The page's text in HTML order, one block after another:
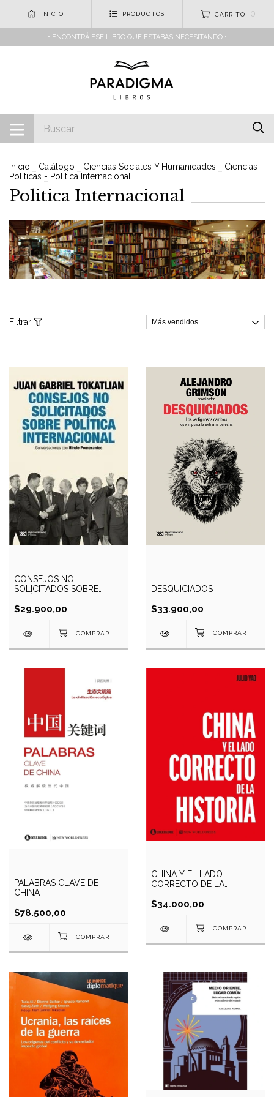
INICIO PRODUCTOS CARRITO 0
• ENCONTRÁ ESE LIBRO QUE ESTABAS NECESITANDO •
Inicio - Catálogo - Ciencias Sociales Y Humanidades - Ciencias
Políticas - Politica Internacional
Politica Internacional
Filtrar
CONSEJOS NO
SOLICITADOS SOBRE
$29.900,00
DESQUICIADOS
$33.900,00
PALABRAS CLAVE DE
CHINA
$78.500,00
CHINA Y EL LADO
CORRECTO DE LA
$34.000,00